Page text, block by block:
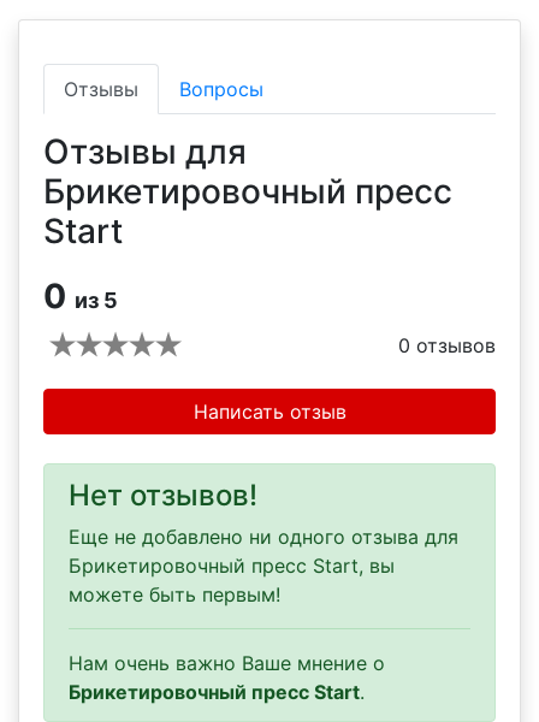
Отзывы Вопросы
Отзывы для
Брикетировочный пресс
Start
0 из 5
0 отзывов
Написать отзыв
Нет отзывов!
Еще не добавлено ни одного отзыва для
Брикетировочный пресс Start, вы
можете быть первым!
Нам очень важно Ваше мнение о
Брикетировочный пресс Start.